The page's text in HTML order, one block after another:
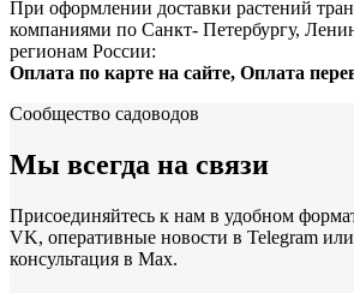
При оформлении доставки растений
компаниями по Санкт- Петербургу,
регионам России:
Оплата по карте на сайте, Оплата
Сообщество садоводов
Мы всегда на связи
Присоединяйтесь к нам в удобном
VK, оперативные новости в Telegram
консультация в Max.